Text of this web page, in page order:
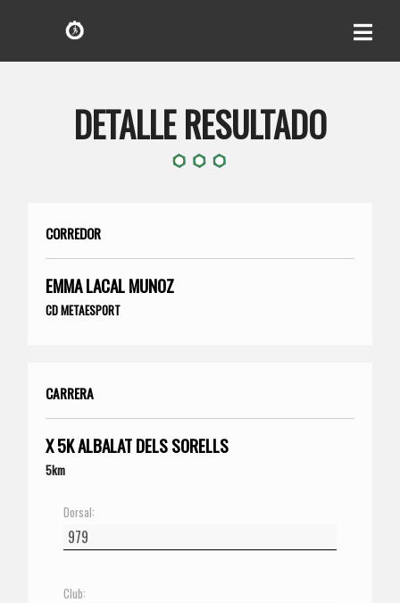
DETALLE RESULTADO
CORREDOR
EMMA LACAL MUNOZ
CD METAESPORT
CARRERA
X 5K ALBALAT DELS SORELLS
5km
Dorsal:
Club: